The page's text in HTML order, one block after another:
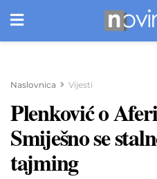
Naslovnica Vijesti
Plenković o
Smiješno se
tajming